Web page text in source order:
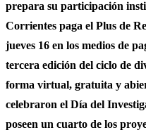
prepara su participación
Corrientes paga el Plus de
jueves 16 en los medios de
tercera edición del ciclo de
forma virtual, gratuita y
celebraron el Día del
poseen un cuarto de los